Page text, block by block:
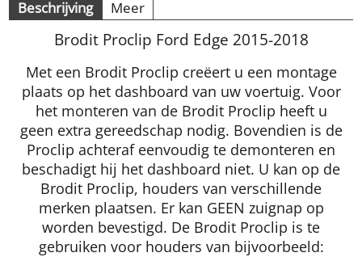
Beschrijving Meer
Brodit Proclip Ford Edge 2015-2018
Met een Brodit Proclip creëert u een montage
plaats op het dashboard van uw voertuig. Voor
het monteren van de Brodit Proclip heeft u
geen extra gereedschap nodig. Bovendien is de
Proclip achteraf eenvoudig te demonteren en
beschadigt hij het dashboard niet. U kan op de
Brodit Proclip, houders van verschillende
merken plaatsen. Er kan GEEN zuignap op
worden bevestigd. De Brodit Proclip is te
gebruiken voor houders van bijvoorbeeld: